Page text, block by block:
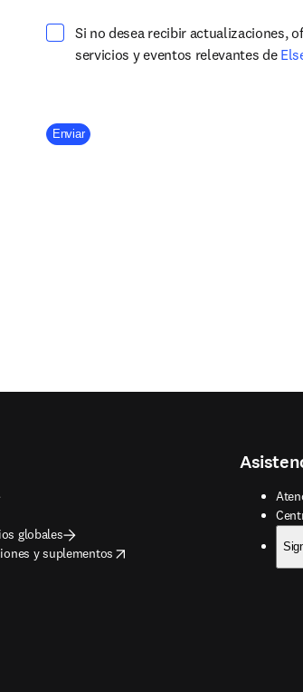
Si no desea recibir actualizaciones,
servicios y eventos relevantes de
Company Division
Enviar
globales
y suplementos